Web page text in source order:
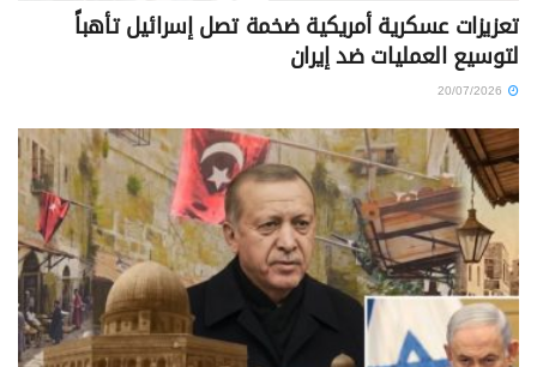
تعزيزات عسكرية أمريكية ضخمة تصل إسرائيل تأهباً
لتوسيع العمليات ضد إيران